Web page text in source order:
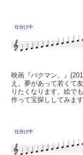
仕分け中
映画『バクマン。』
え。夢があって若くて
りたくなります。絵で
作って宝探ししてみま
仕分け中